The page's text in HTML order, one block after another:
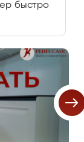
быстро